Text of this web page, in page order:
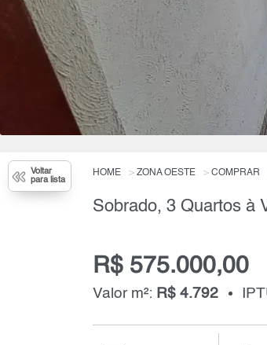
Voltar
para lista
HOME ZONA OESTE COMPRAR
Sobrado, 3 Quartos à
R$ 575.000,00
Valor m²: R$ 4.792